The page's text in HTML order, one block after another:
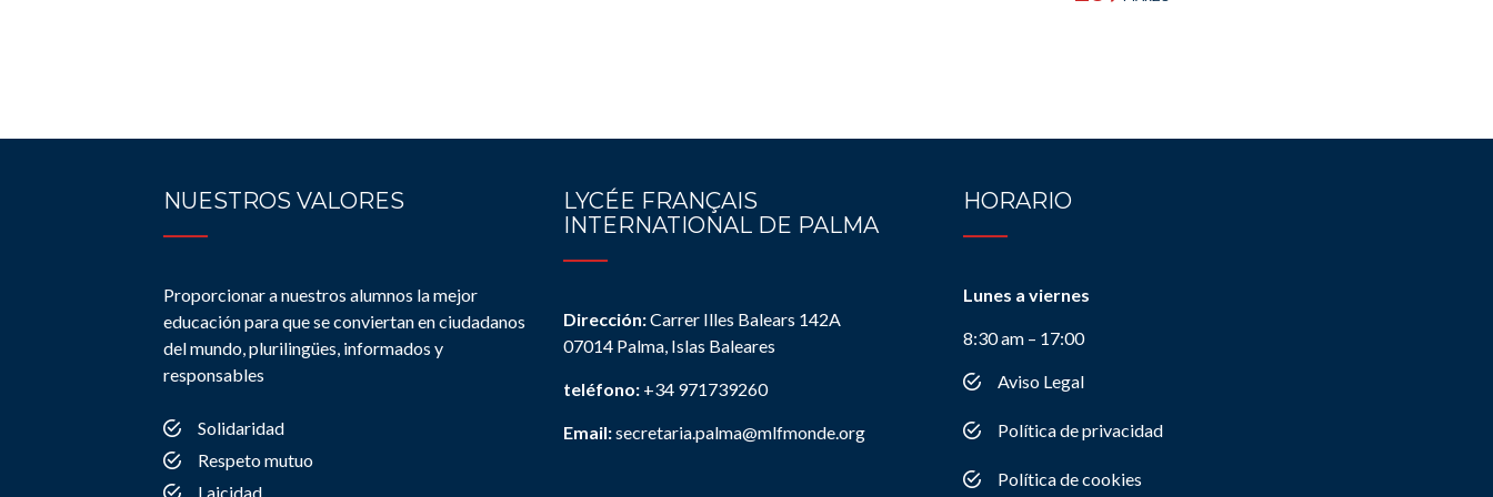
NUESTROS VALORES
Proporcionar a nuestros alumnos la mejor
educación para que se conviertan en ciudadanos
del mundo, plurilingües, informados y
responsables
Solidaridad
Respeto mutuo
Laicidad
LYCÉE FRANÇAIS
INTERNATIONAL DE PALMA
Dirección:Carrer Illes Balears 142A
07014 Palma, Islas Baleares
teléfono: +34 971739260
Email:secretaria.palma@mlfmonde.org
HORARIO
Lunes a viernes
8:30 am – 17:00
Aviso Legal
Política de privacidad
Política de cookies